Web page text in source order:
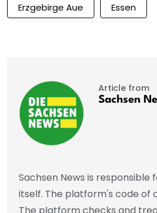
Erzgebirge Aue Essen
Article from
Sachsen
Sachsen News is
itself. The platform's code of